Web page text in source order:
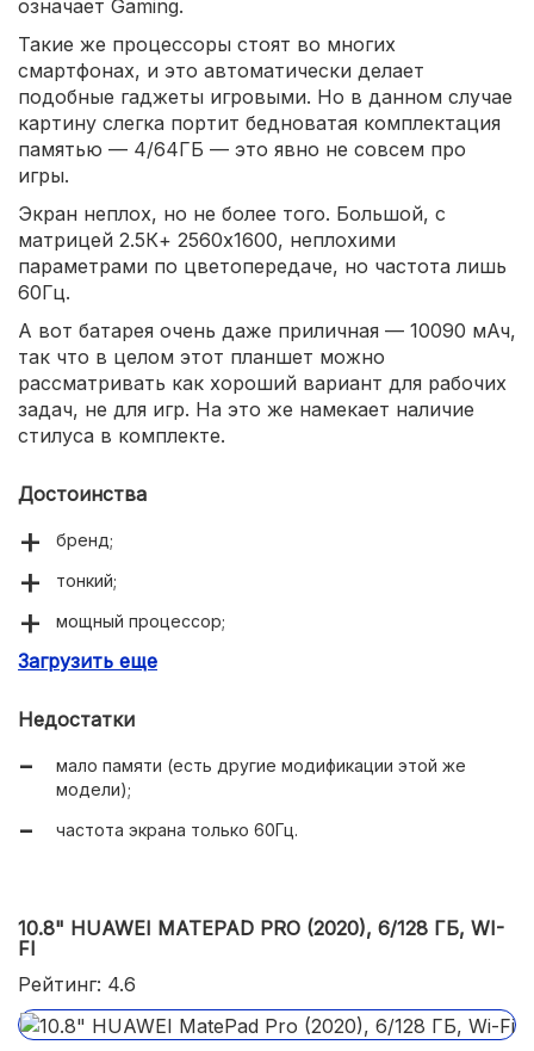
означает Gaming.
Такие же процессоры стоят во многих
смартфонах, и это автоматически делает
подобные гаджеты игровыми. Но в данном случае
картину слегка портит бедноватая комплектация
памятью — 4/64ГБ — это явно не совсем про
игры.
Экран неплох, но не более того. Большой, с
матрицей 2.5К+ 2560x1600, неплохими
параметрами по цветопередаче, но частота лишь
60Гц.
А вот батарея очень даже приличная — 10090 мАч,
так что в целом этот планшет можно
рассматривать как хороший вариант для рабочих
задач, не для игр. На это же намекает наличие
стилуса в комплекте.
Достоинства
бренд;
тонкий;
мощный процессор;
качественная матрица;
Загрузить еще
Недостатки
мало памяти (есть другие модификации этой же
модели);
частота экрана только 60Гц.
10.8" HUAWEI MATEPAD PRO (2020), 6/128 ГБ, WI-
FI
Рейтинг: 4.6